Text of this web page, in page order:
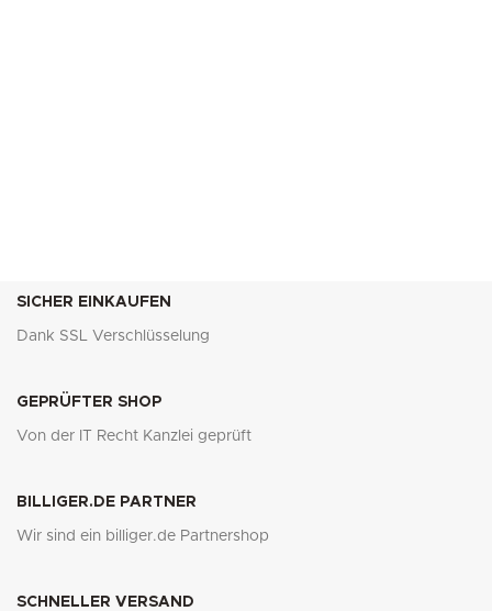
SICHER EINKAUFEN
Dank SSL Verschlüsselung
GEPRÜFTER SHOP
Von der IT Recht Kanzlei geprüft
BILLIGER.DE PARTNER
Wir sind ein billiger.de Partnershop
SCHNELLER VERSAND